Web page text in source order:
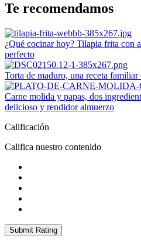
Te recomendamos
¿Qué cocinar hoy? Tilapia frita con
perfecto
Torta de maduro, una receta
Carne molida y papas, dos
delicioso y rendidor almuerzo
Calificación
Califica nuestro contenido
Submit Rating